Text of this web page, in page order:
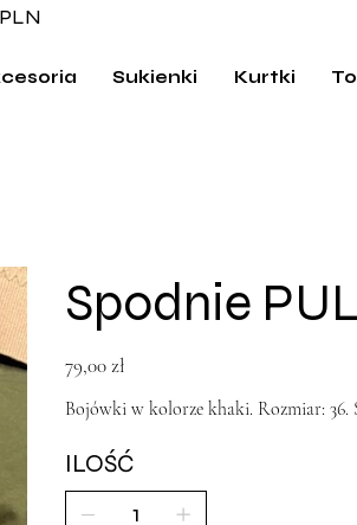
Sukienki Kurtki
Spodnie
79,00 zł
Bojówki w kolorze khaki. Rozmiar: 36.
ILOŚĆ